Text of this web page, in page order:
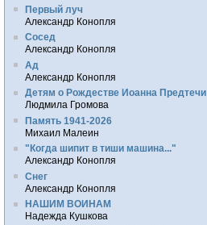
Первый луч
Александр Конопля
Сосед
Александр Конопля
Ад
Александр Конопля
Детям о Рождестве Иоанна Предтечи
Людмила Громова
Память 1941-2026
Михаил Малеин
"Когда шипит в тиши машина..."
Александр Конопля
Снег
Александр Конопля
НАШИМ ВОИНАМ
Надежда Кушкова